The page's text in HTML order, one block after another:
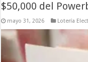
$50,000 del
mayo 31, 2026 Lotería